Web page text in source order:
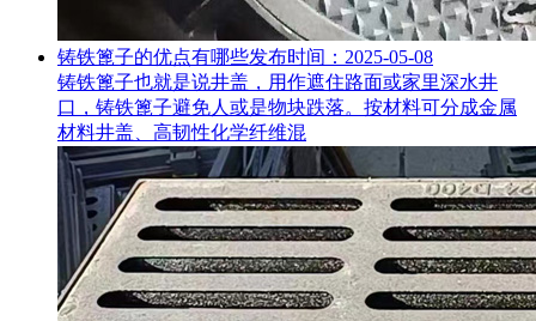
铸铁篦子的优点有哪些发布时间：2025-05-08
铸铁篦子也就是说井盖，用作遮住路面或家里深水井
口，铸铁篦子避免人或是物块跌落。按材料可分成金属
材料井盖、高韧性化学纤维混